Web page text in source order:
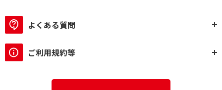
よくある質問
ご利用規約等